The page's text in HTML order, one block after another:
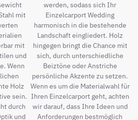
mit
mit
und
Wenn
Holz
sein.
durch
und
werden, sodass sich Ihr
Einzelcarport Wedding
harmonisch in die bestehende
Landschaft eingliedert. Holz
hingegen bringt die Chance mit
sich, durch unterschiedliche
Beiztöne oder Anstriche
persönliche Akzente zu setzen.
Wenn es um die Materialwahl für
Ihren Einzelcarport geht, achten
wir darauf, dass Ihre Ideen und
Anforderungen bestmöglich